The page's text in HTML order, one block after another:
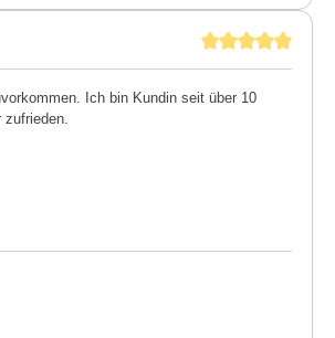
Ich bin Kundin seit über 10